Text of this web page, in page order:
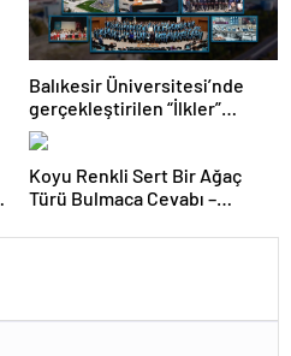
Balıkesir Üniversitesi’nde
gerçekleştirilen “İlkler”
üniversitenin geleceğini
şekillendiriyor
Koyu Renkli Sert Bir Ağaç
Türü Bulmaca Cevabı –
Bir Ağaç Türü